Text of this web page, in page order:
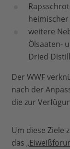
weitere
Ölsaaten-
Dried
Der WWF
nach der
die zur
Um diese Ziele
das